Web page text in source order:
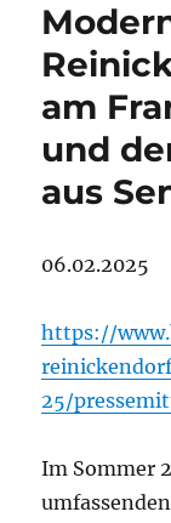
am
und
aus
06.02.2025
https://
25/
Im Sommer
umfassenden